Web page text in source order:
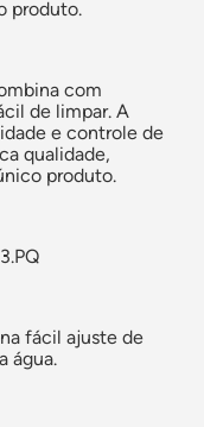
produto.
com
de limpar. A
e controle de
qualidade,
produto.
fácil ajuste de
água.